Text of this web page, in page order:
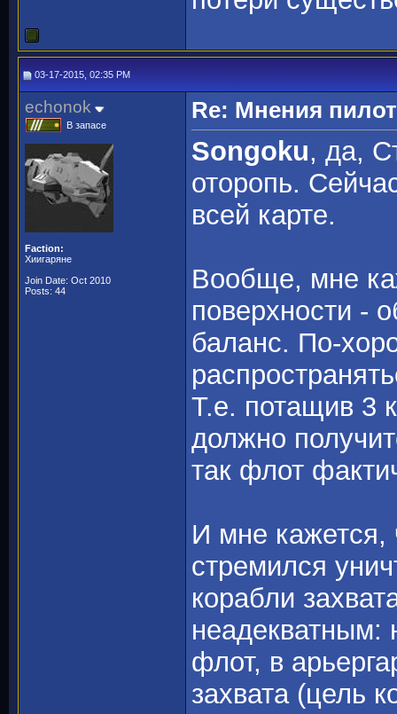
03-17-2015, 02:35 PM
echonok
В запасе
Faction:
Хиигаряне
Join Date: Oct 2010
Posts: 44
Re: Мнения
Songoku, да,
оторопь.
всей карте.
Вообще, мне
поверхности -
баланс. По-
Т.е. потащив 3
должно
так флот
И мне кажется,
стремился
корабли
неадекватным:
флот, в
захвата (цель